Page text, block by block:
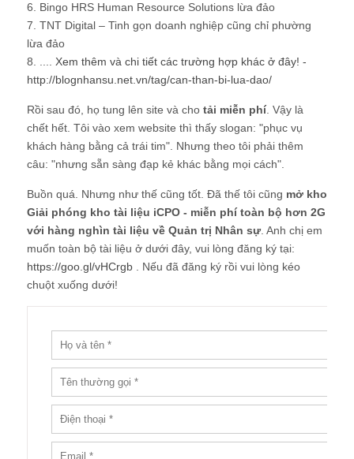
6. Bingo HRS Human Resource Solutions lừa đảo
7. TNT Digital – Tinh gọn doanh nghiệp cũng chỉ phường
lừa đảo
8. .... Xem thêm và chi tiết các trường hợp khác ở đây! -
http://blognhansu.net.vn/tag/can-than-bi-lua-dao/
Rồi sau đó, họ tung lên site và cho tải miễn phí. Vậy là
chết hết. Tôi vào xem website thì thấy slogan: "phục vụ
khách hàng bằng cả trái tim". Nhưng theo tôi phải thêm
câu: "nhưng sẵn sàng đạp kẻ khác bằng mọi cách".
Buồn quá. Nhưng như thế cũng tốt. Đã thế tôi cũng mở kho
Giải phóng kho tài liệu iCPO - miễn phí toàn bộ hơn 2G
với hàng nghìn tài liệu về Quản trị Nhân sự. Anh chị em
muốn toàn bộ tài liệu ở dưới đây, vui lòng đăng ký tại:
https://goo.gl/vHCrgb . Nếu đã đăng ký rồi vui lòng kéo
chuột xuống dưới!